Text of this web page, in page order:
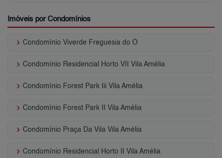
Imóveis por Condomínios
keyboard_arrow_right Condomínio Viverde Freguesia do Ó
keyboard_arrow_right Condomínio Residencial Horto VII Vila Amélia
keyboard_arrow_right Condomínio Forest Park Iii Vila Amélia
keyboard_arrow_right Condomínio Forest Park II Vila Amélia
keyboard_arrow_right Condomínio Praça Da Vila Vila Amélia
keyboard_arrow_right Condomínio Residencial Horto II Vila Amélia